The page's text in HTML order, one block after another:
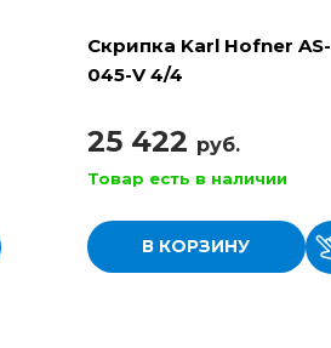
Скрипка Karl Hofner AS-
045-V 4/4
25 422 руб.
Товар есть в наличии
В КОРЗИНУ